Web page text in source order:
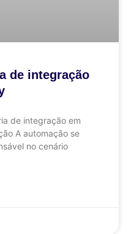
de integração
de integração em
A automação se
no cenário